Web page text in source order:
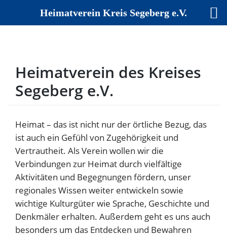
Heimatverein des Kreises
Segeberg e.V.
Heimat – das ist nicht nur der örtliche Bezug, das
ist auch ein Gefühl von Zugehörigkeit und
Vertrautheit. Als Verein wollen wir die
Verbindungen zur Heimat durch vielfältige
Aktivitäten und Begegnungen fördern, unser
regionales Wissen weiter entwickeln sowie
wichtige Kulturgüter wie Sprache, Geschichte und
Denkmäler erhalten. Außerdem geht es uns auch
besonders um das Entdecken und Bewahren
Heimatverein Kreis Segeberg e.V.